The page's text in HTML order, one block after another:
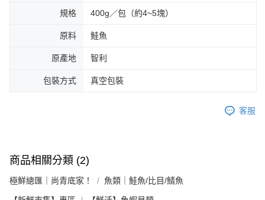
規格 400g／包（約4~5塊）
原料 鮭魚
原產地 智利
包裝方式 真空包裝
客服
商品相關分類 (2)
極鮮總匯｜尚青底家！ 魚類｜鮭魚/比目/鯖魚